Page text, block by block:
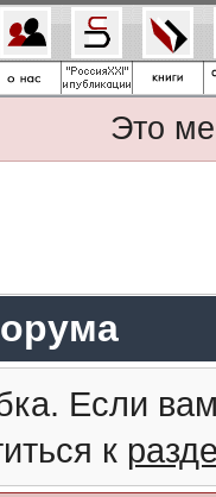
Это
Если
к